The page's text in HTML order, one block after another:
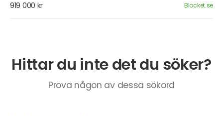
919 000 kr Blocket.se
Hittar du inte det du söker?
Prova någon av dessa sökord